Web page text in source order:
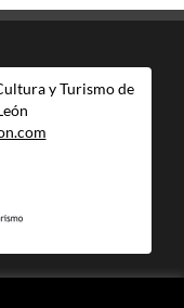
y Turismo de